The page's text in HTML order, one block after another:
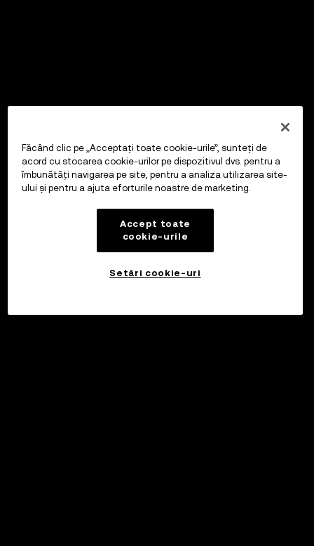
Făcând clic pe „Acceptați toate cookie-urile”, sunteți de
acord cu stocarea cookie-urilor pe dispozitivul dvs. pentru a
îmbunătăți navigarea pe site, pentru a analiza utilizarea site-
ului și pentru a ajuta eforturile noastre de marketing.
Accept toate
cookie-urile
Setări cookie-uri